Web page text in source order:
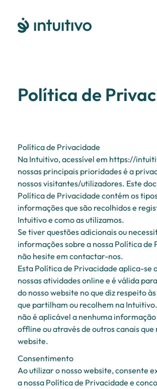
Política de
Política de Privacidade
Na Intuitivo, acessível em https://
nossas principais prioridades é a
nossos visitantes/utilizadores. Este
Política de Privacidade contém os
informações que são recolhidos e
Intuitivo e como as utilizamos.
Se tiver questões adicionais ou
informações sobre a nossa Política de
não hesite em contactar-nos.
Esta Política de Privacidade aplica-se
nossas atividades online e é válida
do nosso website no que diz respeito
que partilham ou recolhem na
não é aplicável a nenhuma
offline ou através de outros canais que
website.
Consentimento
Ao utilizar o nosso website, consente
a nossa Política de Privacidade e